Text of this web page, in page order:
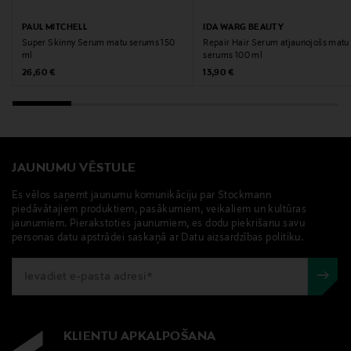
Pantolactone, Citric Acid.
Ražotāja daļas numurs
Ražotāja adrese
Sim Finland Oy, Hiitintie 4, 33400 Tampere, Finland
Digitālā adrese
asiakaspalvelu@sim.fi
PAUL MITCHELL
Super Skinny Serum matu serums 150
ml
Original Price
26,60 €
IDA WARG BEAUTY
Repair Hair Serum atjaunojošs matu
serums 100 ml
Original Price
13,90 €
JAUNUMU VĒSTULE
Es vēlos saņemt jaunumu komunikāciju par Stockmann
piedāvātajiem produktiem, pasākumiem, veikaliem un kultūras
jaunumiem. Pierakstoties jaunumiem, es dodu piekrišanu savu
personas datu apstrādei saskaņā ar Datu aizsardzības politiku.
KLIENTU APKALPOŠANA